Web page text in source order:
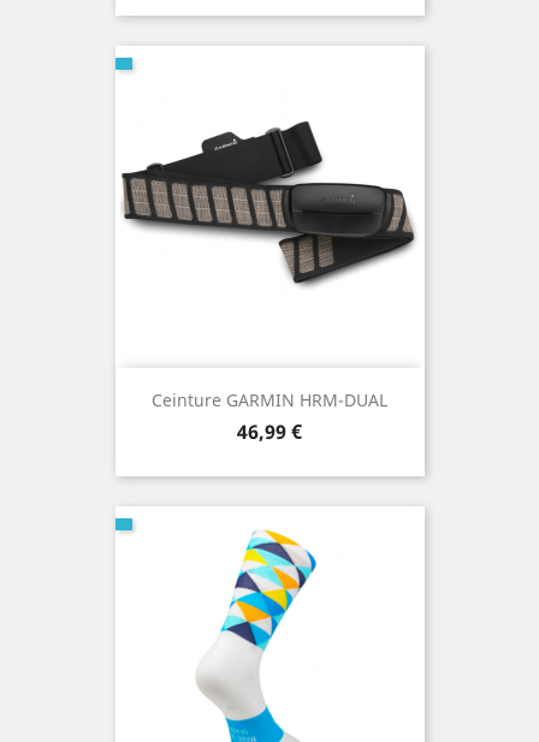
base
Ceinture GARMIN HRM-DUAL
Prix
46,99 €